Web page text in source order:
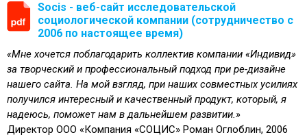
Socis - веб-сайт исследовательской
социологической компании (сотрудничество с
2006 по настоящее время)
«Мне хочется поблагодарить коллектив компании «Индивид»
за творческий и профессиональный подход при ре-дизайне
нашего сайта. На мой взгляд, при наших совместных усилиях
получился интересный и качественный продукт, который, я
надеюсь, поможет нам в дальнейшем развитии.»
Директор ООО «Компания «СОЦИС» Роман Оглоблин, 2006